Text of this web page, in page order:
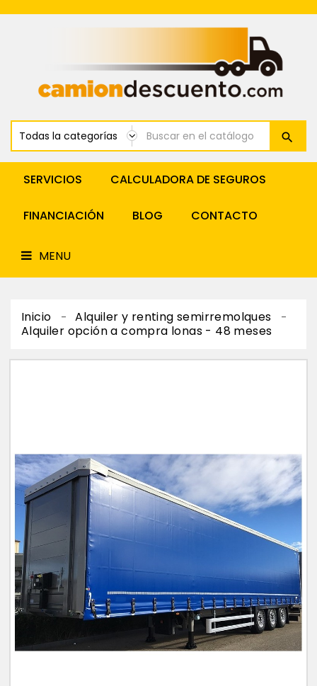
SERVICIOS CALCULADORA DE SEGUROS
FINANCIACIÓN BLOG CONTACTO
MENU
Renting
Cabeza
Tractora
Financiación
Tractoras
Renting
Furgonetas
Renting
Semirremolques
Inicio
Alquiler y renting semirremolques
Alquiler opción a compra lonas - 48 meses